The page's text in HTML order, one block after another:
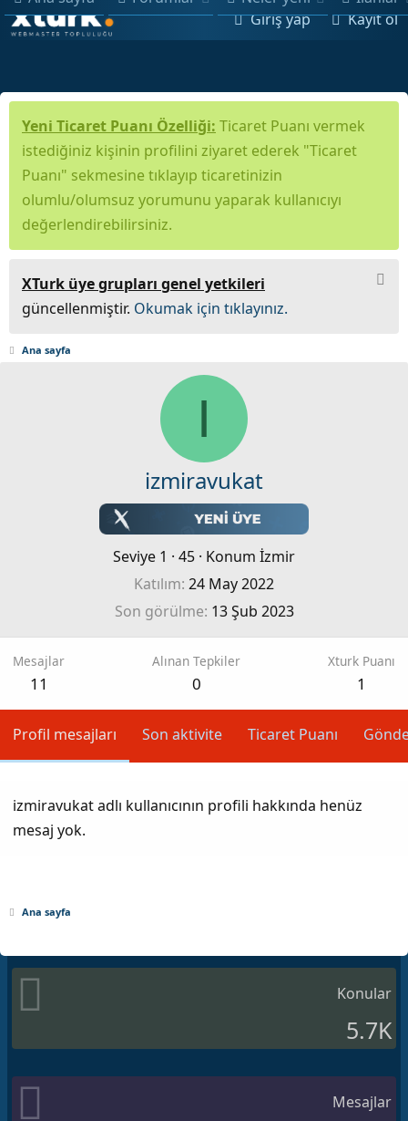
Giriş yap Kayıt ol
Yeni Ticaret Puanı Özelliği: Ticaret Puanı vermek
istediğiniz kişinin profilini ziyaret ederek "Ticaret
Puanı" sekmesine tıklayıp ticaretinizin
olumlu/olumsuz yorumunu yaparak kullanıcıyı
değerlendirebilirsiniz.
XTurk üye grupları genel yetkileri
güncellenmiştir. Okumak için tıklayınız.
Ana sayfa
I
izmiravukat
Seviye 1 · 45 · Konum İzmir
Katılım 24 May 2022
Son görülme 13 Şub 2023
Mesajlar
11
Alınan Tepkiler
0
Xturk Puanı
1
Profil mesajları Son aktivite Ticaret Puanı
izmiravukat adlı kullanıcının profili hakkında henüz
mesaj yok.
Ana sayfa
Konular
5.7K
Mesajlar